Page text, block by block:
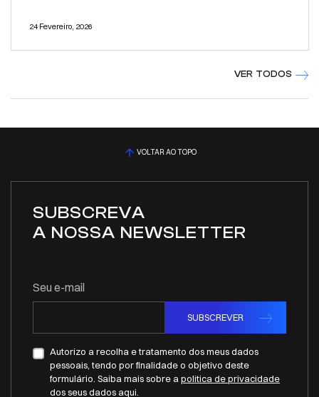
24 Fevereiro, 2026
VER TODOS
VOLTAR AO TOPO
SUBSCREVA
A NOSSA NEWSLETTER
Seu e-mail
SUBSCREVER
Autorizo a recolha e tratamento dos meus dados
pessoais, tendo por finalidade o objetivo deste
formulário. Saiba mais sobre a politica de privacidade
dos seus dados aqui.